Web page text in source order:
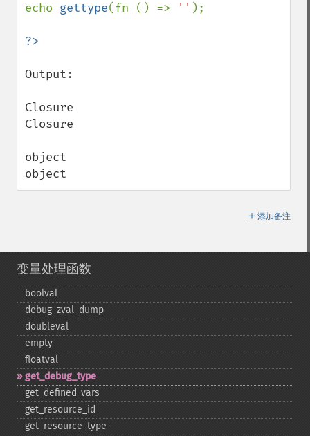
echo gettype(fn () => '' );
Output:
Closure
Closure
object
object
＋ 添加备注
变量处理函数
boolval
debug_​zval_​dump
doubleval
empty
floatval
get_​debug_​type
get_​defined_​vars
get_​resource_​id
get_​resource_​type